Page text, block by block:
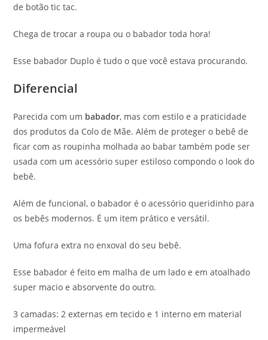
de botão tic tac.
Chega de trocar a roupa ou o babador toda hora!
Esse babador Duplo é tudo o que você estava procurando.
Diferencial
Parecida com um babador, mas com estilo e a praticidade
dos produtos da Colo de Mãe. Além de proteger o bebê de
ficar com as roupinha molhada ao babar também pode ser
usada com um acessório super estiloso compondo o look do
bebê.
Além de funcional, o babador é o acessório queridinho para
os bebês modernos. É um item prático e versátil.
Uma fofura extra no enxoval do seu bebê.
Esse babador é feito em malha de um lado e em atoalhado
super macio e absorvente do outro.
3 camadas: 2 externas em tecido e 1 interno em material
impermeável